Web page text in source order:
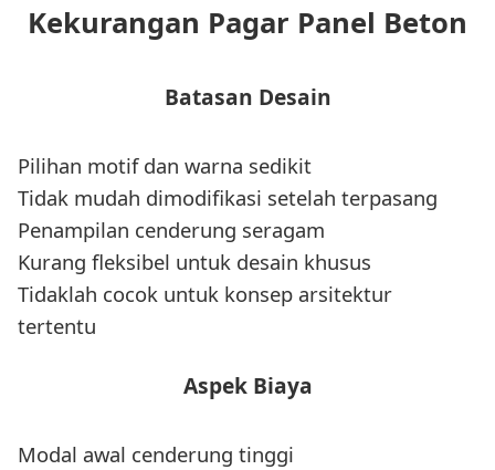
Kekurangan Pagar Panel Beton
Batasan Desain
Pilihan motif dan warna sedikit
Tidak mudah dimodifikasi setelah terpasang
Penampilan cenderung seragam
Kurang fleksibel untuk desain khusus
Tidaklah cocok untuk konsep arsitektur
tertentu
Aspek Biaya
Modal awal cenderung tinggi